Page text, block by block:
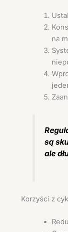
na
są
ale
Korzyści z